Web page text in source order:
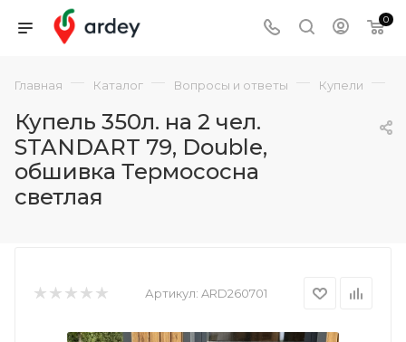
0
Главная — Каталог — Вопросы и ответы — Купели —
Купель 350л. на 2 чел.
STANDART 79, Double,
обшивка Термососна
светлая
Артикул: ARD260701